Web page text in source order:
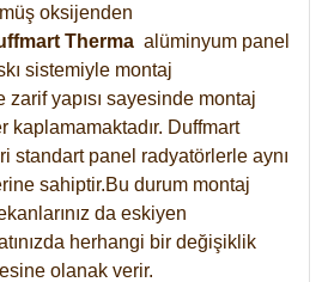
oksijenden
Therma alüminyum panel
sistemiyle montaj
zarif yapısı sayesinde montaj
kaplamamaktadır. Duffmart
standart panel radyatörlerle aynı
sahiptir.Bu durum montaj
da eskiyen
herhangi bir değişiklik
olanak verir.